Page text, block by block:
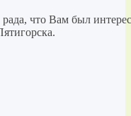
что Вам был